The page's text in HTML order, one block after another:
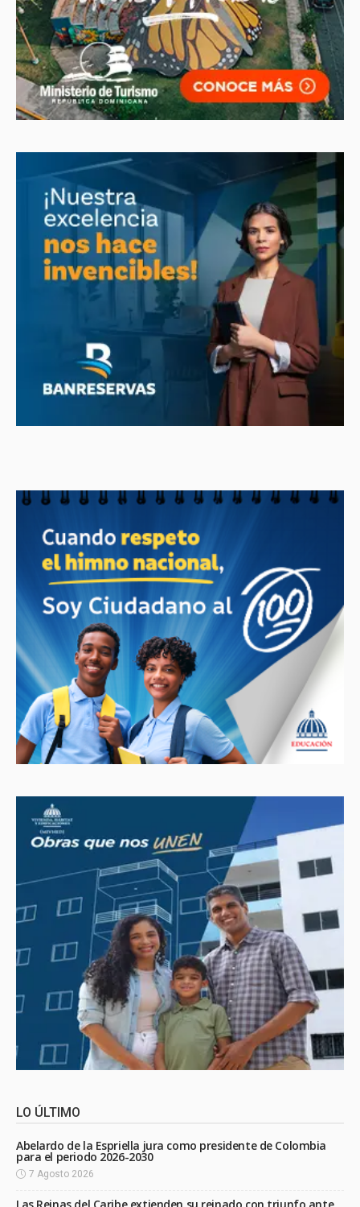
LO ÚLTIMO
Abelardo de la Espriella jura como presidente de Colombia
para el periodo 2026-2030
7 Agosto 2026